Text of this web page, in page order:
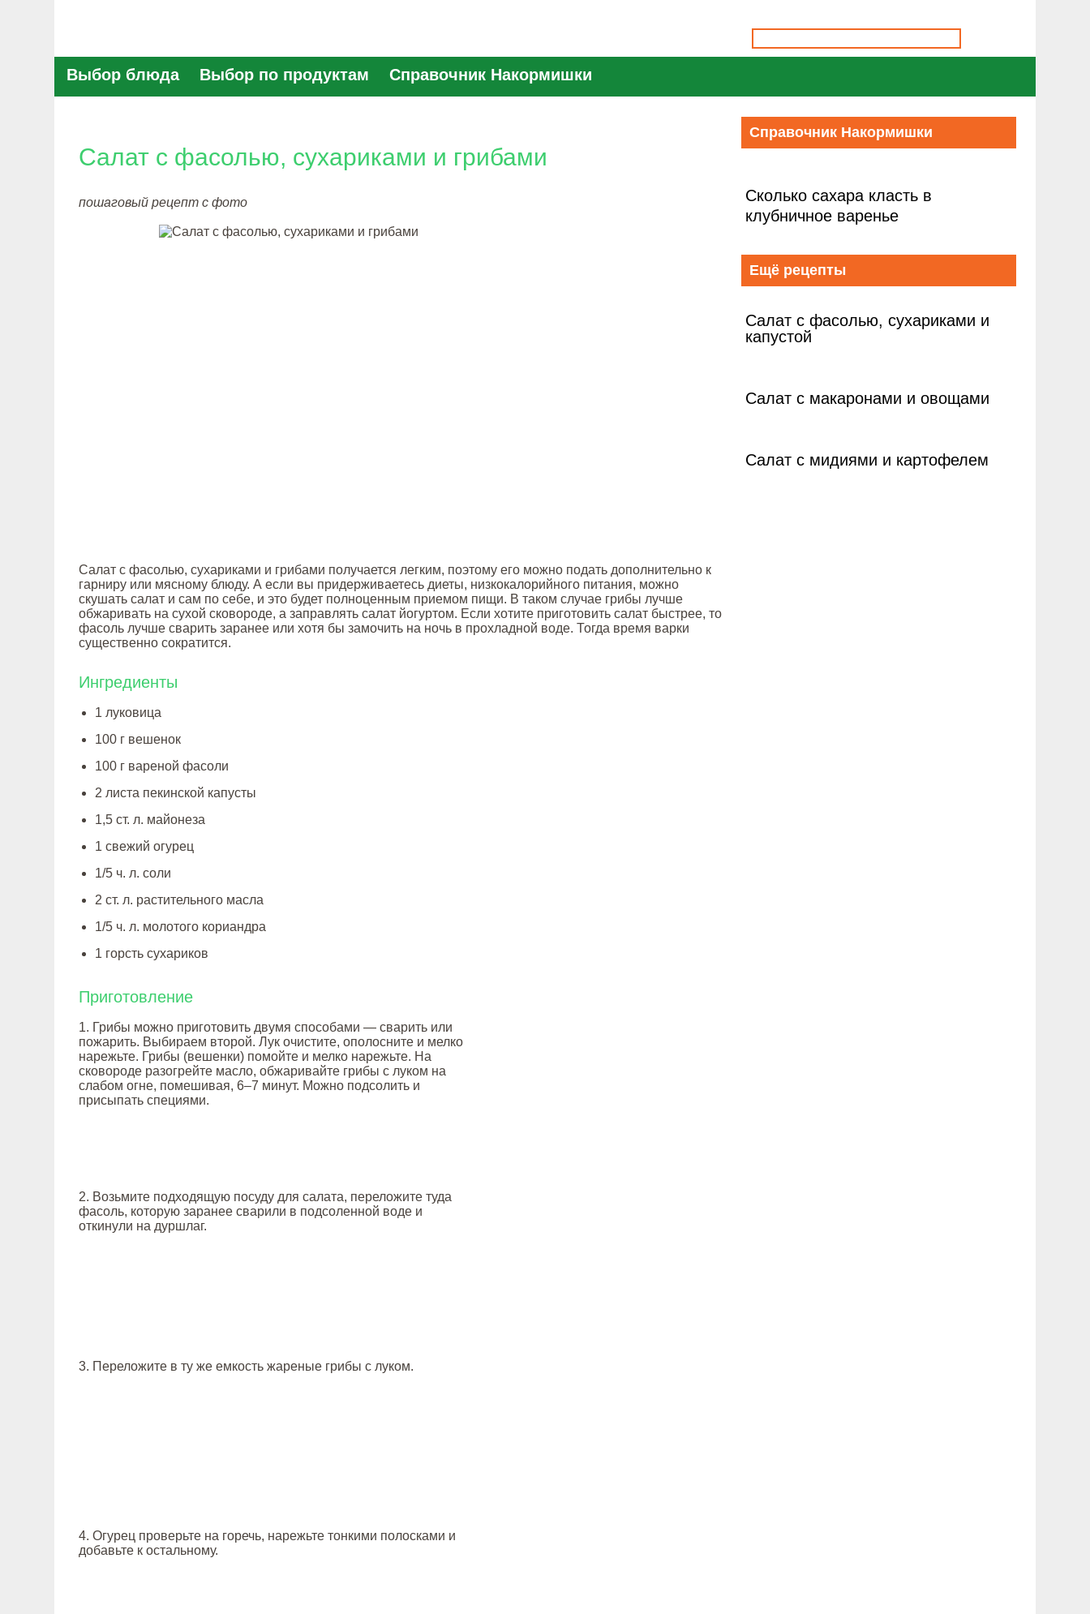
Выбор блюда Выбор по продуктам Справочник Накормишки
Салат с фасолью, сухариками и грибами
пошаговый рецепт с фото
Салат с фасолью, сухариками и грибами получается легким, поэтому его можно подать дополнительно к
гарниру или мясному блюду. А если вы придерживаетесь диеты, низкокалорийного питания, можно
скушать салат и сам по себе, и это будет полноценным приемом пищи. В таком случае грибы лучше
обжаривать на сухой сковороде, а заправлять салат йогуртом. Если хотите приготовить салат быстрее, то
фасоль лучше сварить заранее или хотя бы замочить на ночь в прохладной воде. Тогда время варки
существенно сократится.
Ингредиенты
1 луковица
100 г вешенок
100 г вареной фасоли
2 листа пекинской капусты
1,5 ст. л. майонеза
1 свежий огурец
1/5 ч. л. соли
2 ст. л. растительного масла
1/5 ч. л. молотого кориандра
1 горсть сухариков
Приготовление
1. Грибы можно приготовить двумя способами — сварить или
пожарить. Выбираем второй. Лук очистите, ополосните и мелко
нарежьте. Грибы (вешенки) помойте и мелко нарежьте. На
сковороде разогрейте масло, обжаривайте грибы с луком на
слабом огне, помешивая, 6–7 минут. Можно подсолить и
присыпать специями.
2. Возьмите подходящую посуду для салата, переложите туда
фасоль, которую заранее сварили в подсоленной воде и
откинули на дуршлаг.
3. Переложите в ту же емкость жареные грибы с луком.
4. Огурец проверьте на горечь, нарежьте тонкими полосками и
добавьте к остальному.
Справочник Накормишки
Сколько сахара класть в
клубничное варенье
Ещё рецепты
Салат с фасолью, сухариками и
капустой
Салат с макаронами и овощами
Салат с мидиями и картофелем